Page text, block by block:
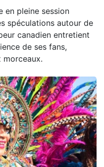
en pleine session
spéculations autour de
canadien entretient
de ses fans,
morceaux.